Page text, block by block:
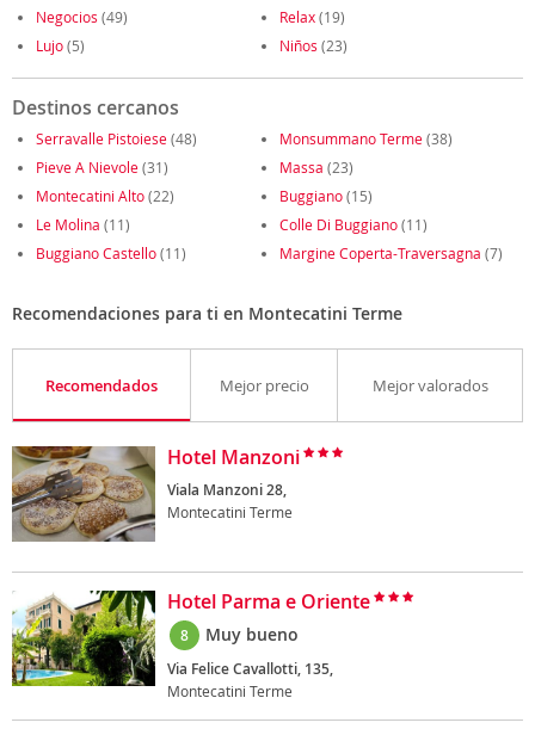
Negocios (49) Relax(19)
Lujo(5) Niños (23)
Destinos cercanos
Serravalle Pistoiese(48) Monsummano Terme(38)
Pieve A Nievole(31) Massa (23)
Montecatini Alto(22) Buggiano(15)
Le Molina (11) Colle Di Buggiano(11)
Buggiano Castello(11) Margine Coperta-Traversagna (7)
Recomendaciones para ti en Montecatini Terme
Recomendados Mejor precio Mejor valorados
Hotel Manzoni
Viala Manzoni 28,
Montecatini Terme
Hotel Parma e Oriente
8 Muy bueno
Via Felice Cavallotti, 135,
Montecatini Terme